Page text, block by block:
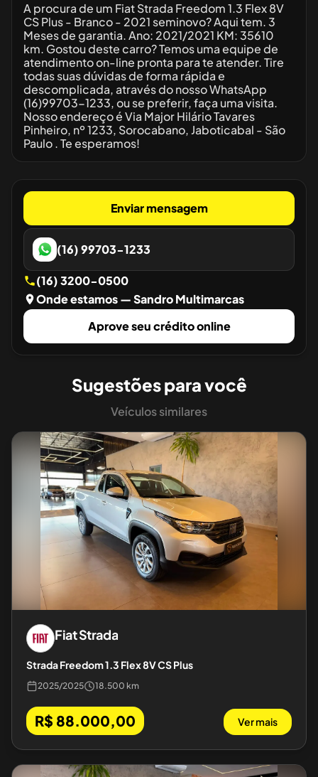
A procura de um Fiat Strada Freedom 1.3 Flex 8V
CS Plus - Branco - 2021 seminovo? Aqui tem. 3
Meses de garantia. Ano: 2021/2021 KM: 35610
km. Gostou deste carro? Temos uma equipe de
atendimento on-line pronta para te atender. Tire
todas suas dúvidas de forma rápida e
descomplicada, através do nosso WhatsApp
(16)99703-1233, ou se preferir, faça uma visita.
Nosso endereço é Via Major Hilário Tavares
Pinheiro, nº 1233, Sorocabano, Jaboticabal - São
Paulo . Te esperamos!
Enviar mensagem
(16) 99703-1233
(16) 3200-0500
Onde estamos— Sandro Multimarcas
Aprove seu crédito online
Sugestões para você
Veículos similares
FiatStrada
Strada Freedom 1.3 Flex 8V CS Plus
2025/2025 18.500 km
R$ 88.000,00 Ver mais